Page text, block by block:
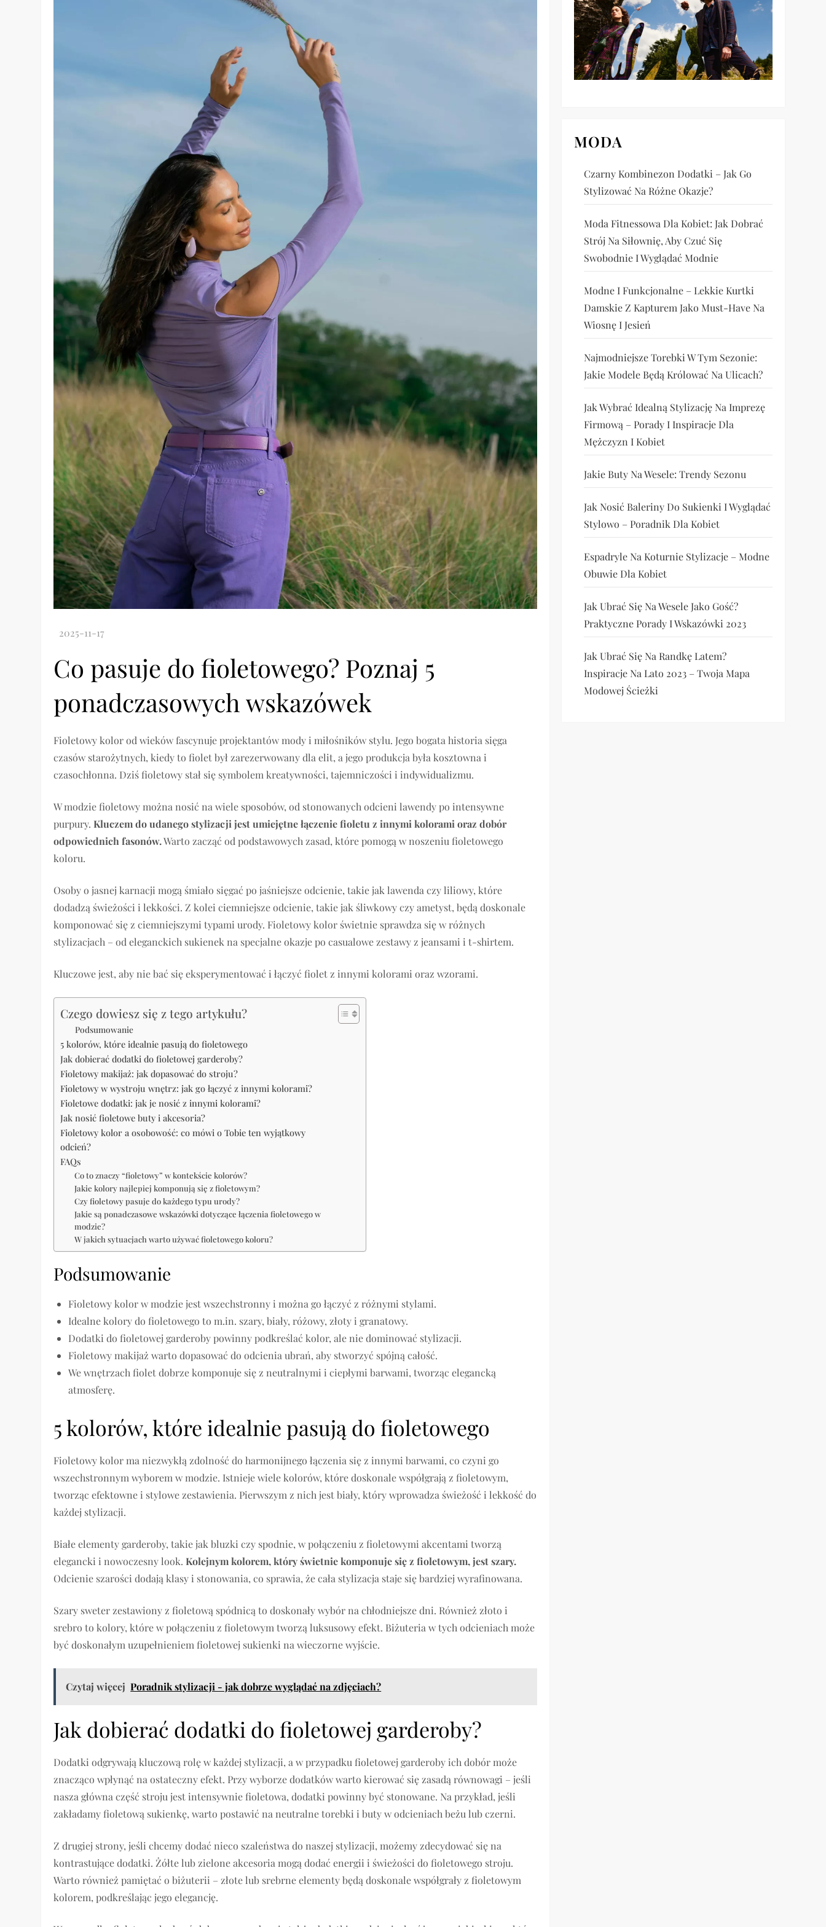
Co pasuje do fioletowego? Poznaj 5
ponadczasowych wskazówek
Fioletowy kolor od wieków fascynuje projektantów mody i miłośników stylu. Jego bogata historia sięga
czasów starożytnych, kiedy to fiolet był zarezerwowany dla elit, a jego produkcja była kosztowna i
czasochłonna. Dziś fioletowy stał się symbolem kreatywności, tajemniczości i indywidualizmu.
W modzie fioletowy można nosić na wiele sposobów, od stonowanych odcieni lawendy po intensywne
purpury. Kluczem do udanego stylizacji jest umiejętne łączenie fioletu z innymi kolorami oraz dobór
odpowiednich fasonów.Warto zacząć od podstawowych zasad, które pomogą w noszeniu fioletowego
koloru.
Osoby o jasnej karnacji mogą śmiało sięgać po jaśniejsze odcienie, takie jak lawenda czy liliowy, które
dodadzą świeżości i lekkości. Z kolei ciemniejsze odcienie, takie jak śliwkowy czy ametyst, będą doskonale
komponować się z ciemniejszymi typami urody. Fioletowy kolor świetnie sprawdza się w różnych
stylizacjach – od eleganckich sukienek na specjalne okazje po casualowe zestawy z jeansami i t-shirtem.
Kluczowe jest, aby nie bać się eksperymentować i łączyć fiolet z innymi kolorami oraz wzorami.
Czego dowiesz się z tego artykułu?
Podsumowanie
5 kolorów, które idealnie pasują do fioletowego
Jak dobierać dodatki do fioletowej garderoby?
Fioletowy makijaż: jak dopasować do stroju?
Fioletowy w wystroju wnętrz: jak go łączyć z innymi kolorami?
Fioletowe dodatki: jak je nosić z innymi kolorami?
Jak nosić fioletowe buty i akcesoria?
Fioletowy kolor a osobowość: co mówi o Tobie ten wyjątkowy
odcień?
FAQs
Co to znaczy “fioletowy” w kontekście kolorów?
Jakie kolory najlepiej komponują się z fioletowym?
Czy fioletowy pasuje do każdego typu urody?
Jakie są ponadczasowe wskazówki dotyczące łączenia fioletowego w
modzie?
W jakich sytuacjach warto używać fioletowego koloru?
Podsumowanie
Fioletowy kolor w modzie jest wszechstronny i można go łączyć z różnymi stylami.
Idealne kolory do fioletowego to m.in. szary, biały, różowy, złoty i granatowy.
Dodatki do fioletowej garderoby powinny podkreślać kolor, ale nie dominować stylizacji.
Fioletowy makijaż warto dopasować do odcienia ubrań, aby stworzyć spójną całość.
We wnętrzach fiolet dobrze komponuje się z neutralnymi i ciepłymi barwami, tworząc elegancką
atmosferę.
5 kolorów, które idealnie pasują do fioletowego
Fioletowy kolor ma niezwykłą zdolność do harmonijnego łączenia się z innymi barwami, co czyni go
wszechstronnym wyborem w modzie. Istnieje wiele kolorów, które doskonale współgrają z fioletowym,
tworząc efektowne i stylowe zestawienia. Pierwszym z nich jest biały, który wprowadza świeżość i lekkość do
każdej stylizacji.
Białe elementy garderoby, takie jak bluzki czy spodnie, w połączeniu z fioletowymi akcentami tworzą
elegancki i nowoczesny look. Kolejnym kolorem, który świetnie komponuje się z fioletowym, jest szary.
Odcienie szarości dodają klasy i stonowania, co sprawia, że cała stylizacja staje się bardziej wyrafinowana.
Szary sweter zestawiony z fioletową spódnicą to doskonały wybór na chłodniejsze dni. Również złoto i
srebro to kolory, które w połączeniu z fioletowym tworzą luksusowy efekt. Biżuteria w tych odcieniach może
być doskonałym uzupełnieniem fioletowej sukienki na wieczorne wyjście.
Czytaj więcej Poradnik stylizacji - jak dobrze wyglądać na zdjęciach?
Jak dobierać dodatki do fioletowej garderoby?
Dodatki odgrywają kluczową rolę w każdej stylizacji, a w przypadku fioletowej garderoby ich dobór może
znacząco wpłynąć na ostateczny efekt. Przy wyborze dodatków warto kierować się zasadą równowagi – jeśli
nasza główna część stroju jest intensywnie fioletowa, dodatki powinny być stonowane. Na przykład, jeśli
zakładamy fioletową sukienkę, warto postawić na neutralne torebki i buty w odcieniach beżu lub czerni.
Z drugiej strony, jeśli chcemy dodać nieco szaleństwa do naszej stylizacji, możemy zdecydować się na
kontrastujące dodatki. Żółte lub zielone akcesoria mogą dodać energii i świeżości do fioletowego stroju.
Warto również pamiętać o biżuterii – złote lub srebrne elementy będą doskonale współgrały z fioletowym
kolorem, podkreślając jego elegancję.
MODA
Czarny Kombinezon Dodatki – Jak Go
Stylizować Na Różne Okazje?
Moda Fitnessowa Dla Kobiet: Jak Dobrać
Strój Na Siłownię, Aby Czuć Się
Swobodnie I Wyglądać Modnie
Modne I Funkcjonalne – Lekkie Kurtki
Damskie Z Kapturem Jako Must-Have Na
Wiosnę I Jesień
Najmodniejsze Torebki W Tym Sezonie:
Jakie Modele Będą Królować Na Ulicach?
Jak Wybrać Idealną Stylizację Na Imprezę
Firmową – Porady I Inspiracje Dla
Mężczyzn I Kobiet
Jakie Buty Na Wesele: Trendy Sezonu
Jak Nosić Baleriny Do Sukienki I Wyglądać
Stylowo – Poradnik Dla Kobiet
Espadryle Na Koturnie Stylizacje – Modne
Obuwie Dla Kobiet
Jak Ubrać Się Na Wesele Jako Gość?
Praktyczne Porady I Wskazówki 2023
Jak Ubrać Się Na Randkę Latem?
Inspiracje Na Lato 2023 – Twoja Mapa
Modowej Ścieżki